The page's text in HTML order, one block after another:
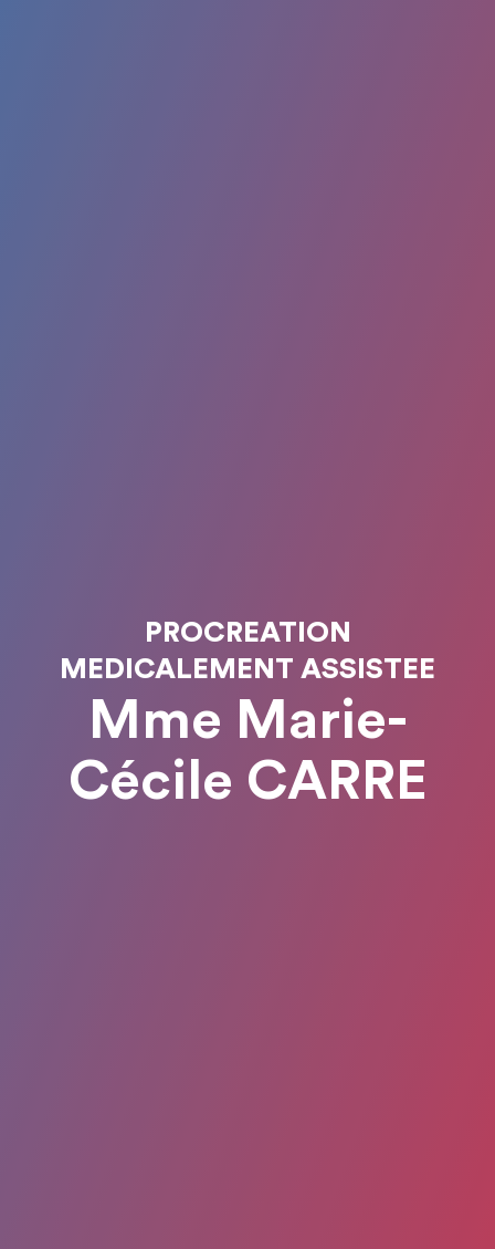
PROCREATION
MEDICALEMENT ASSISTEE
Mme Marie-
Cécile CARRE